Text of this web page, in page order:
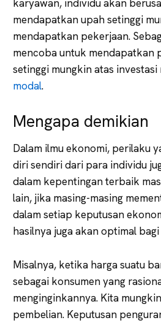
karyawan, individu akan
mendapatkan upah setinggi
mendapatkan pekerjaan.
mencoba untuk mendapatkan
setinggi mungkin atas investasi
modal.
Mengapa demikian
Dalam ilmu ekonomi, perilaku
diri sendiri dari para individu
dalam kepentingan terbaik
lain, jika masing-masing
dalam setiap keputusan
hasilnya juga akan optimal
Misalnya, ketika harga suatu
sebagai konsumen yang
menginginkannya. Kita
pembelian. Keputusan